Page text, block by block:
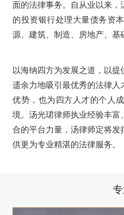
面的法律事务。自从业以来
的投资银行处理大量债务资
源、建筑、制造、房地产、基
以海纳四方为发展之道，以
遗余力地吸引最优秀的法律
优势，也为四方人才的个人
境。汤光珺律师执业经验丰
合的平台力量，汤律师定将
供更为专业精湛的法律服务。